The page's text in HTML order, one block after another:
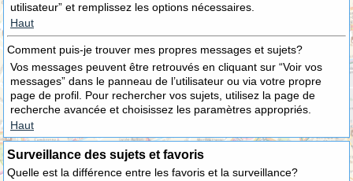
utilisateur” et remplissez les options nécessaires.
Haut
Comment puis-je trouver mes propres messages et sujets?
Vos messages peuvent être retrouvés en cliquant sur “Voir vos
messages” dans le panneau de l’utilisateur ou via votre propre
page de profil. Pour rechercher vos sujets, utilisez la page de
recherche avancée et choisissez les paramètres appropriés.
Haut
Surveillance des sujets et favoris
Quelle est la différence entre les favoris et la surveillance?